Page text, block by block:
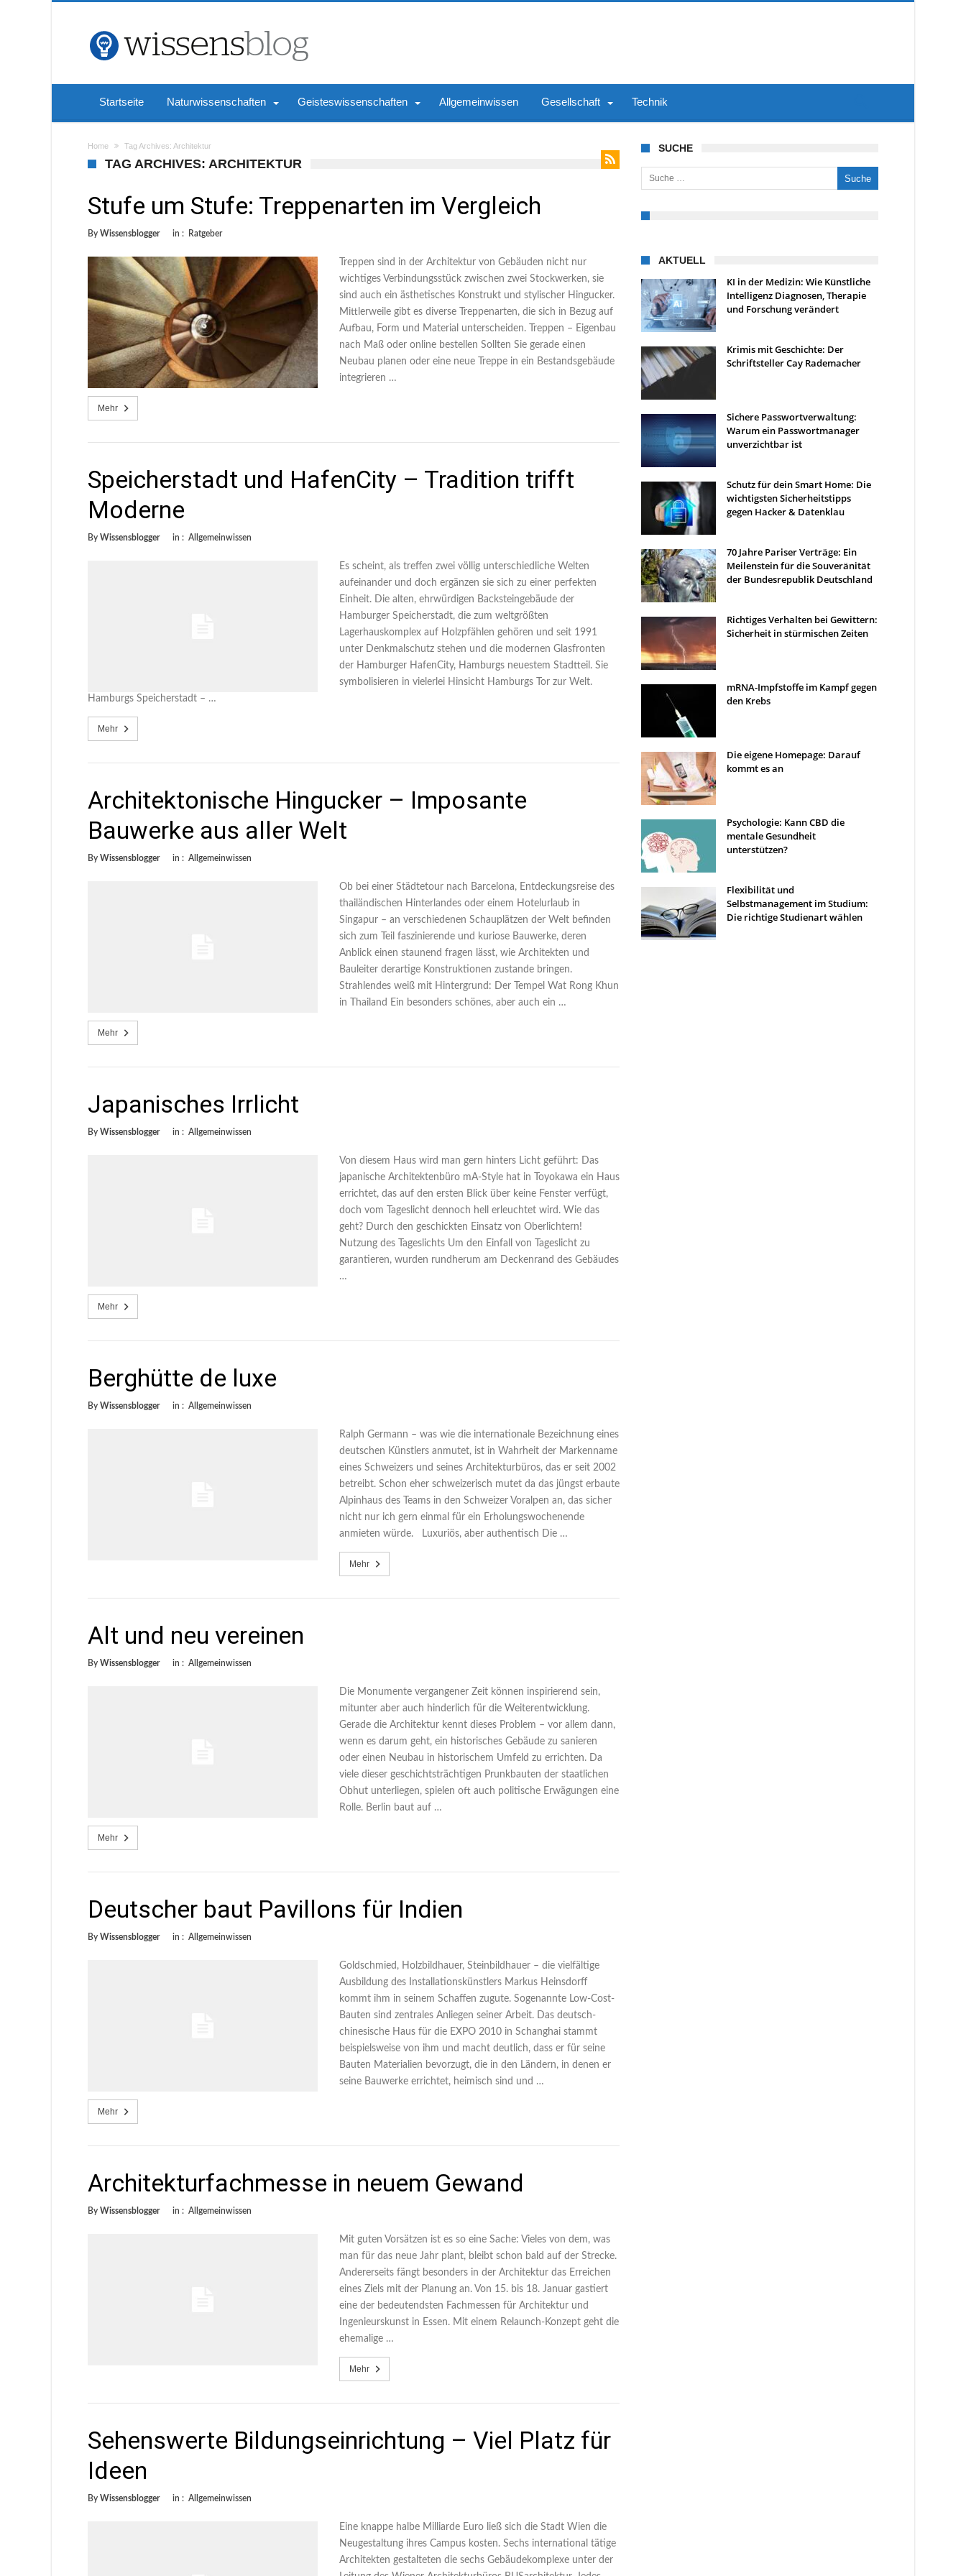
Startseite Naturwissenschaften Geisteswissenschaften Allgemeinwissen Gesellschaft Technik
Home Tag Archives: Architektur
TAG ARCHIVES: ARCHITEKTUR
Stufe um Stufe: Treppenarten im Vergleich
By Wissensblogger in : Ratgeber
Treppen sind in der Architektur von Gebäuden nicht nur
wichtiges Verbindungsstück zwischen zwei Stockwerken, sie
sind auch ein ästhetisches Konstrukt und stylischer Hingucker.
Mittlerweile gibt es diverse Treppenarten, die sich in Bezug auf
Aufbau, Form und Material unterscheiden. Treppen – Eigenbau
nach Maß oder online bestellen Sollten Sie gerade einen
Neubau planen oder eine neue Treppe in ein Bestandsgebäude
integrieren …
Mehr
Speicherstadt und HafenCity – Tradition trifft
Moderne
By Wissensblogger in : Allgemeinwissen
Es scheint, als treffen zwei völlig unterschiedliche Welten
aufeinander und doch ergänzen sie sich zu einer perfekten
Einheit. Die alten, ehrwürdigen Backsteingebäude der
Hamburger Speicherstadt, die zum weltgrößten
Lagerhauskomplex auf Holzpfählen gehören und seit 1991
unter Denkmalschutz stehen und die modernen Glasfronten
der Hamburger HafenCity, Hamburgs neuestem Stadtteil. Sie
symbolisieren in vielerlei Hinsicht Hamburgs Tor zur Welt.
Hamburgs Speicherstadt – …
Mehr
Architektonische Hingucker – Imposante
Bauwerke aus aller Welt
By Wissensblogger in : Allgemeinwissen
Ob bei einer Städtetour nach Barcelona, Entdeckungsreise des
thailändischen Hinterlandes oder einem Hotelurlaub in
Singapur – an verschiedenen Schauplätzen der Welt befinden
sich zum Teil faszinierende und kuriose Bauwerke, deren
Anblick einen staunend fragen lässt, wie Architekten und
Bauleiter derartige Konstruktionen zustande bringen.
Strahlendes weiß mit Hintergrund: Der Tempel Wat Rong Khun
in Thailand Ein besonders schönes, aber auch ein …
Mehr
Japanisches Irrlicht
By Wissensblogger in : Allgemeinwissen
Von diesem Haus wird man gern hinters Licht geführt: Das
japanische Architektenbüro mA-Style hat in Toyokawa ein Haus
errichtet, das auf den ersten Blick über keine Fenster verfügt,
doch vom Tageslicht dennoch hell erleuchtet wird. Wie das
geht? Durch den geschickten Einsatz von Oberlichtern!
Nutzung des Tageslichts Um den Einfall von Tageslicht zu
garantieren, wurden rundherum am Deckenrand des Gebäudes
…
Mehr
Berghütte de luxe
By Wissensblogger in : Allgemeinwissen
Ralph Germann – was wie die internationale Bezeichnung eines
deutschen Künstlers anmutet, ist in Wahrheit der Markenname
eines Schweizers und seines Architekturbüros, das er seit 2002
betreibt. Schon eher schweizerisch mutet da das jüngst erbaute
Alpinhaus des Teams in den Schweizer Voralpen an, das sicher
nicht nur ich gern einmal für ein Erholungswochenende
anmieten würde. Luxuriös, aber authentisch Die …
Mehr
Alt und neu vereinen
By Wissensblogger in : Allgemeinwissen
Die Monumente vergangener Zeit können inspirierend sein,
mitunter aber auch hinderlich für die Weiterentwicklung.
Gerade die Architektur kennt dieses Problem – vor allem dann,
wenn es darum geht, ein historisches Gebäude zu sanieren
oder einen Neubau in historischem Umfeld zu errichten. Da
viele dieser geschichtsträchtigen Prunkbauten der staatlichen
Obhut unterliegen, spielen oft auch politische Erwägungen eine
Rolle. Berlin baut auf …
Mehr
Deutscher baut Pavillons für Indien
By Wissensblogger in : Allgemeinwissen
Goldschmied, Holzbildhauer, Steinbildhauer – die vielfältige
Ausbildung des Installationskünstlers Markus Heinsdorff
kommt ihm in seinem Schaffen zugute. Sogenannte Low-Cost-
Bauten sind zentrales Anliegen seiner Arbeit. Das deutsch-
chinesische Haus für die EXPO 2010 in Schanghai stammt
beispielsweise von ihm und macht deutlich, dass er für seine
Bauten Materialien bevorzugt, die in den Ländern, in denen er
seine Bauwerke errichtet, heimisch sind und …
Mehr
Architekturfachmesse in neuem Gewand
By Wissensblogger in : Allgemeinwissen
Mit guten Vorsätzen ist es so eine Sache: Vieles von dem, was
man für das neue Jahr plant, bleibt schon bald auf der Strecke.
Andererseits fängt besonders in der Architektur das Erreichen
eines Ziels mit der Planung an. Von 15. bis 18. Januar gastiert
eine der bedeutendsten Fachmessen für Architektur und
Ingenieurskunst in Essen. Mit einem Relaunch-Konzept geht die
ehemalige …
Mehr
Sehenswerte Bildungseinrichtung – Viel Platz für
Ideen
By Wissensblogger in : Allgemeinwissen
Eine knappe halbe Milliarde Euro ließ sich die Stadt Wien die
Neugestaltung ihres Campus kosten. Sechs international tätige
Architekten gestalteten die sechs Gebäudekomplexe unter der
SUCHE
Suche nach:
AKTUELL
KI in der Medizin: Wie Künstliche
Intelligenz Diagnosen, Therapie
und Forschung verändert
Krimis mit Geschichte: Der
Schriftsteller Cay Rademacher
Sichere Passwortverwaltung:
Warum ein Passwortmanager
unverzichtbar ist
Schutz für dein Smart Home: Die
wichtigsten Sicherheitstipps
gegen Hacker & Datenklau
70 Jahre Pariser Verträge: Ein
Meilenstein für die Souveränität
der Bundesrepublik Deutschland
Richtiges Verhalten bei Gewittern:
Sicherheit in stürmischen Zeiten
mRNA-Impfstoffe im Kampf gegen
den Krebs
Die eigene Homepage: Darauf
kommt es an
Psychologie: Kann CBD die
mentale Gesundheit
unterstützen?
Flexibilität und
Selbstmanagement im Studium:
Die richtige Studienart wählen